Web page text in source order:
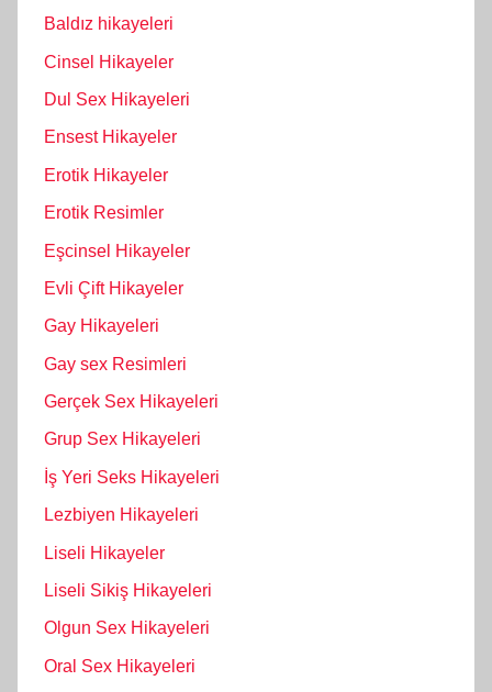
Baldız hikayeleri
Cinsel Hikayeler
Dul Sex Hikayeleri
Ensest Hikayeler
Erotik Hikayeler
Erotik Resimler
Eşcinsel Hikayeler
Evli Çift Hikayeler
Gay Hikayeleri
Gay sex Resimleri
Gerçek Sex Hikayeleri
Grup Sex Hikayeleri
İş Yeri Seks Hikayeleri
Lezbiyen Hikayeleri
Liseli Hikayeler
Liseli Sikiş Hikayeleri
Olgun Sex Hikayeleri
Oral Sex Hikayeleri